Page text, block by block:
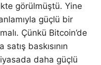
görülmüştü. Yine
güçlü bir
Çünkü Bitcoin’de
baskısının
daha güçlü